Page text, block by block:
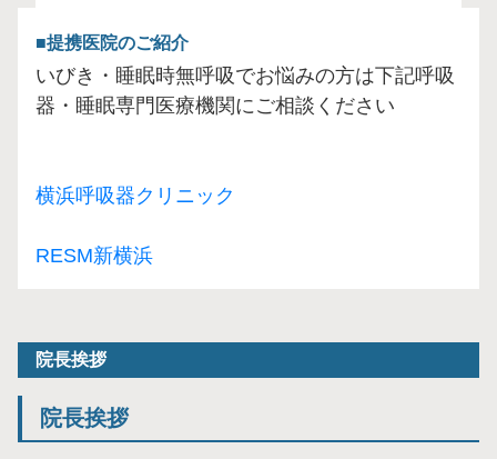
提携医院のご紹介
いびき・睡眠時無呼吸でお悩みの方は下記呼吸
横浜呼吸器クリニック
RESM新横浜
院長挨拶
院長挨拶